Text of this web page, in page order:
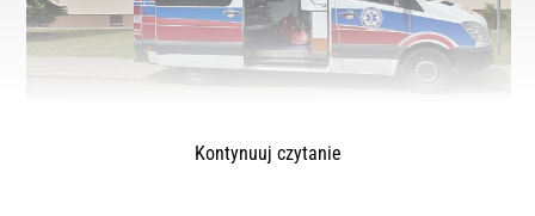
Kontynuuj czytanie